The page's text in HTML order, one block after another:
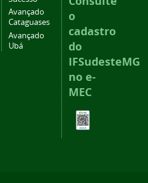
Avançado
Cataguases
Avançado
Ubá
o
cadastro
do
IFSudesteMG
no e-
MEC